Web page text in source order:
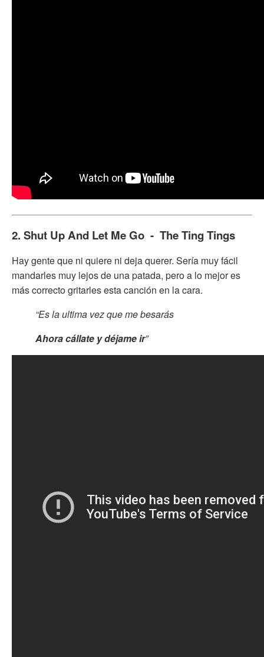
2. Shut Up And Let Me Go - The Ting Tings
Hay gente que ni quiere ni deja querer. Sería muy fácil
mandarles muy lejos de una patada, pero a lo mejor es
más correcto gritarles esta canción en la cara.
“Es la ultima vez que me besarás
Ahora cállate y déjame ir”